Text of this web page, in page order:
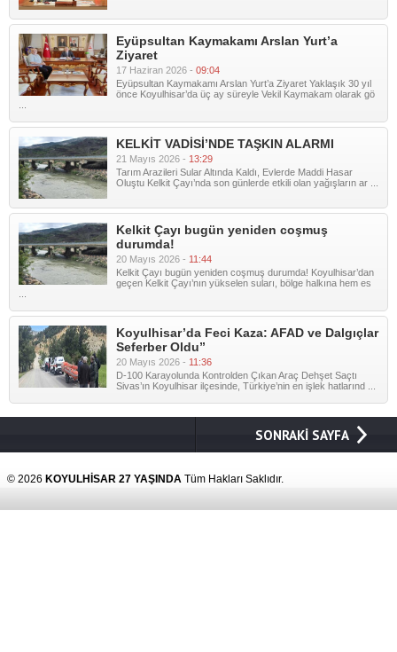
Eyüpsultan Kaymakamı Arslan Yurt’a
Ziyaret
17 Haziran 2026 - 09:04
Eyüpsultan Kaymakamı Arslan Yurt’a Ziyaret Yaklaşık 30 yıl
önce Koyulhisar’da üç ay süreyle Vekil Kaymakam olarak gö
KELKİT VADİSİ’NDE TAŞKIN ALARMI
21 Mayıs 2026 - 13:29
Tarım Arazileri Sular Altında Kaldı, Evlerde Maddi Hasar
Oluştu Kelkit Çayı’nda son günlerde etkili olan yağışların ar ...
Kelkit Çayı bugün yeniden coşmuş
durumda!
20 Mayıs 2026 - 11:44
Kelkit Çayı bugün yeniden coşmuş durumda! Koyulhisar’dan
geçen Kelkit Çayı’nın yükselen suları, bölge halkına hem es
Koyulhisar’da Feci Kaza: AFAD ve Dalgıçlar
Seferber Oldu”
20 Mayıs 2026 - 11:36
D-100 Karayolunda Kontrolden Çıkan Araç Dehşet Saçtı
Sivas’ın Koyulhisar ilçesinde, Türkiye’nin en işlek hatlarınd ...
SONRAKİ SAYFA
© 2026 KOYULHİSAR 27 YAŞINDA Tüm Hakları Saklıdır.